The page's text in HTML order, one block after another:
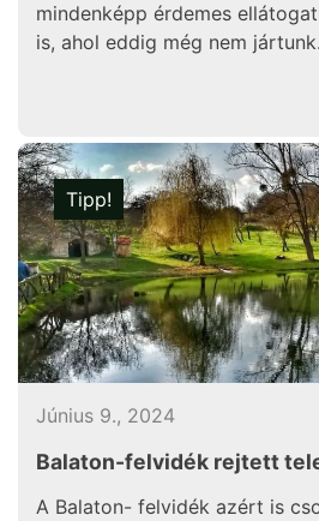
mindenképp érdemes
is, ahol eddig még nem jártunk.
Tipp!
Június 9., 2024
Balaton-felvidék rejtett
A Balaton- felvidék azért is